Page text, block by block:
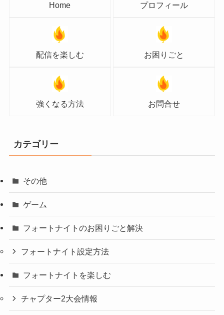
Home プロフィール
配信を楽しむ お困りごと
強くなる方法 お問合せ
カテゴリー
その他
ゲーム
フォートナイトのお困りごと解決
フォートナイト設定方法
フォートナイトを楽しむ
チャプター2大会情報